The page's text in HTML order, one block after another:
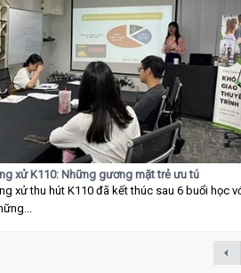
xử K110: Những gương mặt trẻ ưu tú
xử thu hút K110 đã kết thúc sau 6 buổi học